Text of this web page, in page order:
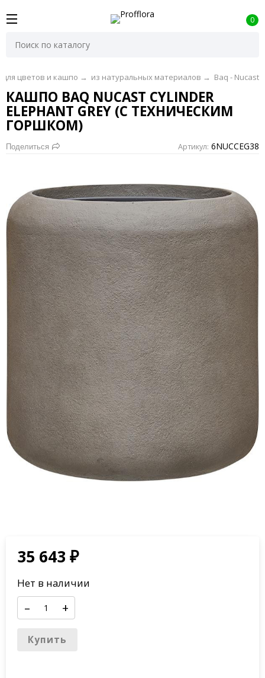
0
цветов и кашпо → из натуральных материалов → Baq - Nucast
КАШПО BAQ NUCAST CYLINDER
ELEPHANT GREY (С ТЕХНИЧЕСКИМ
ГОРШКОМ)
Поделиться Артикул: 6NUCCEG38
35 643₽
Нет в наличии
– +
Купить